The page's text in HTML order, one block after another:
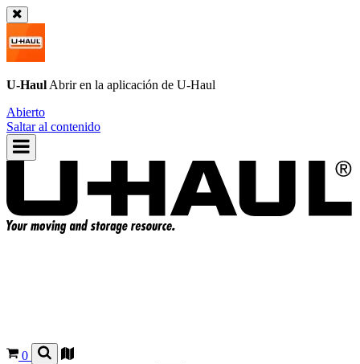
U-Haul Abrir en la aplicación de U-Haul
Abierto
Saltar al contenido
0